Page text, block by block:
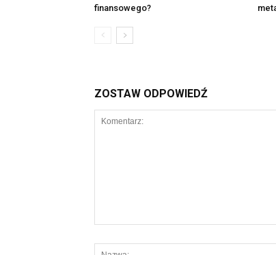
finansowego?
ZOSTAW ODPOWIEDŹ